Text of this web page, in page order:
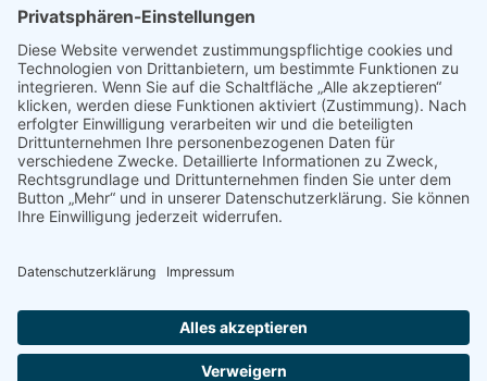
Fotos und Logos
Presseaussendungen
Presse
Presseinformationen abonnieren
ÜBER UNS
Naturschutzbund
Naturschutzjugend
Sponsoren & Partner